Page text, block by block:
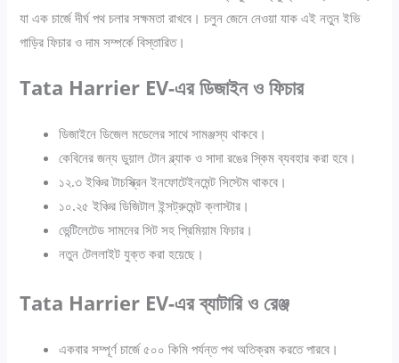
যা এক চার্জে দীর্ঘ পথ চলার সক্ষমতা রাখবে। চলুন জেনে নেওয়া যাক এই নতুন ইভি
গাড়ির ফিচার ও দাম সম্পর্কে বিস্তারিত।
Tata Harrier EV-এর ডিজাইন ও ফিচার
ডিজাইনে ডিজেল মডেলের সাথে সামঞ্জস্য থাকবে।
কেবিনের জন্য ডুয়াল টোন ব্ল্যাক ও সাদা রঙের স্কিম ব্যবহার করা হবে।
১২.৩ ইঞ্চির টাচস্ক্রিন ইনফোটেইনমেন্ট সিস্টেম থাকবে।
১০.২৫ ইঞ্চির ডিজিটাল ইন্সট্রুমেন্ট ক্লাস্টার।
ভেন্টিলেটেড সামনের সিট সহ প্রিমিয়াম ফিচার।
নতুন টেললাইট যুক্ত করা হয়েছে।
Tata Harrier EV-এর ব্যাটারি ও রেঞ্জ
একবার সম্পূর্ণ চার্জে ৫০০ কিমি পর্যন্ত পথ অতিক্রম করতে পারবে।